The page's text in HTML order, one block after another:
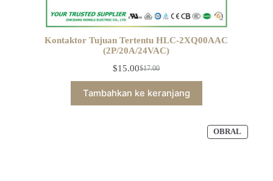
Kontaktor Tujuan Tertentu HLC-2XQ00AAC
(2P/20A/24VAC)
$17.00
$15.00
Tambahkan ke keranjang
OBRAL